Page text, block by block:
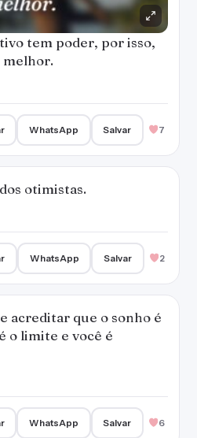
tem poder, por isso,
melhor.
WhatsApp Salvar 7
otimistas.
WhatsApp Salvar 2
acreditar que o sonho é
o limite e você é
WhatsApp Salvar 6